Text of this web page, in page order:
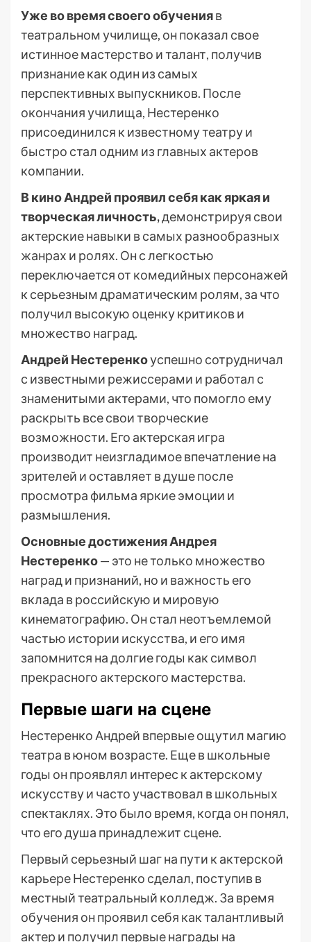
Уже во время своего обученияв
театральном училище, он показал свое
истинное мастерство и талант, получив
признание как один из самых
перспективных выпускников. После
окончания училища, Нестеренко
присоединился к известному театру и
быстро стал одним из главных актеров
компании.
В кино Андрей проявил себя как яркая и
творческая личность,демонстрируя свои
актерские навыки в самых разнообразных
жанрах и ролях. Он с легкостью
переключается от комедийных персонажей
к серьезным драматическим ролям, за что
получил высокую оценку критиков и
множество наград.
Андрей Нестеренкоуспешно сотрудничал
с известными режиссерами и работал с
знаменитыми актерами, что помогло ему
раскрыть все свои творческие
возможности. Его актерская игра
производит неизгладимое впечатление на
зрителей и оставляет в душе после
просмотра фильма яркие эмоции и
размышления.
Основные достижения Андрея
Нестеренко— это не только множество
наград и признаний, но и важность его
вклада в российскую и мировую
кинематографию. Он стал неотъемлемой
частью истории искусства, и его имя
запомнится на долгие годы как символ
прекрасного актерского мастерства.
Первые шаги на сцене
Нестеренко Андрей впервые ощутил магию
театра в юном возрасте. Еще в школьные
годы он проявлял интерес к актерскому
искусству и часто участвовал в школьных
спектаклях. Это было время, когда он понял,
что его душа принадлежит сцене.
Первый серьезный шаг на пути к актерской
карьере Нестеренко сделал, поступив в
местный театральный колледж. За время
обучения он проявил себя как талантливый
актер и получил первые награды на